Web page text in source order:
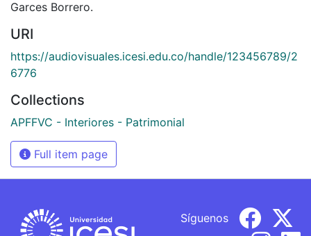
Garces Borrero.
URI
https://audiovisuales.icesi.edu.co/handle/123456789/2
6776
Collections
APFFVC - Interiores - Patrimonial
Full item page
Síguenos